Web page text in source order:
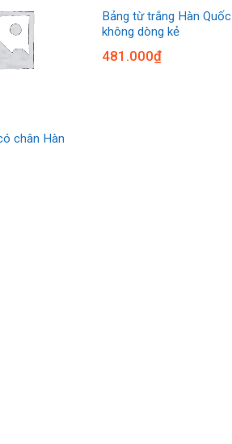
chân Hàn
Bảng từ trắng Hàn Quốc
không dòng kẻ
481.000₫